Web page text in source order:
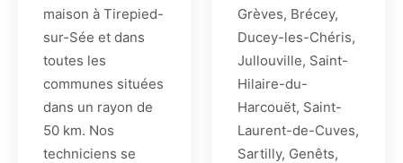
maison à Tirepied-
sur-Sée et dans
toutes les
communes situées
dans un rayon de
50 km. Nos
techniciens se
Grèves, Brécey,
Ducey-les-Chéris,
Jullouville, Saint-
Hilaire-du-
Harcouët, Saint-
Laurent-de-Cuves,
Sartilly, Genêts,